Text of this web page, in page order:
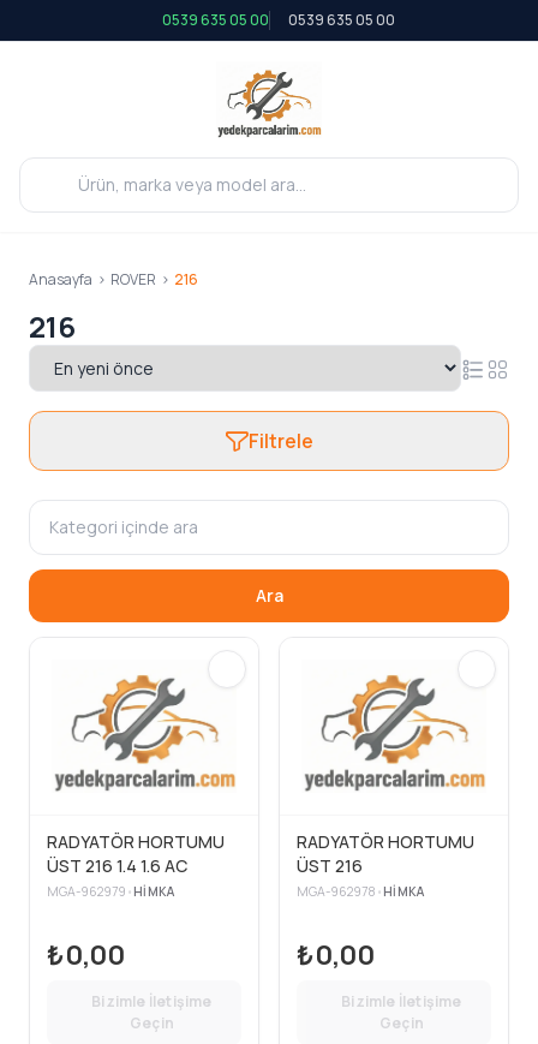
0539 635 05 00 0539 635 05 00
Anasayfa > ROVER > 216
216
Filtrele
Ara
RADYATÖR HORTUMU
ÜST 216 1.4 1.6 AC
MGA-962979 • HIMKA
₺0,00
Bizimle İletişime
Geçin
RADYATÖR HORTUMU
ÜST 216
MGA-962978 • HIMKA
₺0,00
Bizimle İletişime
Geçin